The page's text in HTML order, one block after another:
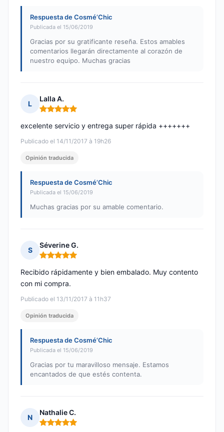
Respuesta de Cosmé’Chic
Publicada el 15/06/2019
Gracias por su gratificante reseña. Estos amables
comentarios llegarán directamente al corazón de
nuestro equipo. Muchas gracias
L
Lalla A.
Nota: 5 de 5
Publicado el 14/11/2017 à 19h26
excelente servicio y entrega super rápida +++++++
Opinión traducida
Respuesta de Cosmé’Chic
Publicada el 15/06/2019
Muchas gracias por su amable comentario.
S
Séverine G.
Nota: 5 de 5
Publicado el 13/11/2017 à 11h37
Recibido rápidamente y bien embalado. Muy contento
con mi compra.
Opinión traducida
Respuesta de Cosmé’Chic
Publicada el 15/06/2019
Gracias por tu maravilloso mensaje. Estamos
encantados de que estés contenta.
N
Nathalie C.
Nota: 5 de 5